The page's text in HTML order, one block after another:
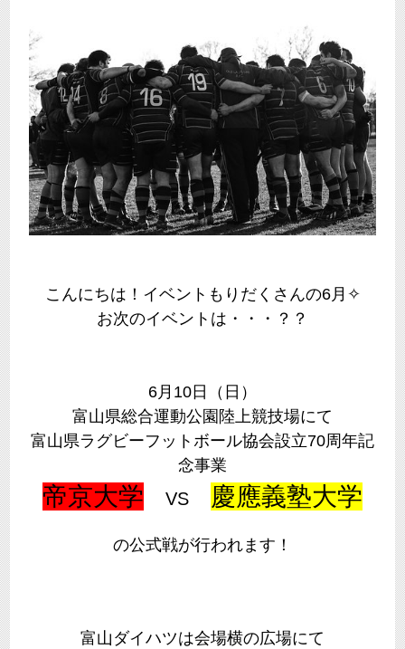
こんにちは！イベントもりだくさんの6月✧
お次のイベントは・・・？？
6月10日（日）
富山県総合運動公園陸上競技場にて
富山県ラグビーフットボール協会設立70周年記
念事業
帝京大学 VS 慶應義塾大学
の公式戦が行われます！
富山ダイハツは会場横の広場にて